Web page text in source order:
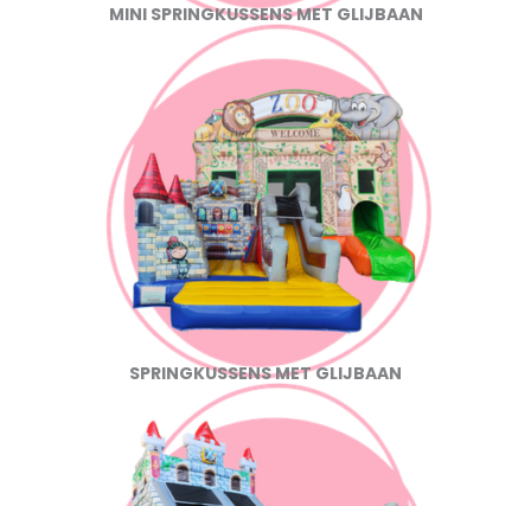
MINI SPRINGKUSSENS MET GLIJBAAN
SPRINGKUSSENS MET GLIJBAAN